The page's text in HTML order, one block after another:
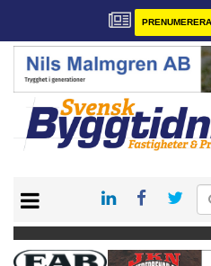
PRENUMERERA
PRENUMERERA